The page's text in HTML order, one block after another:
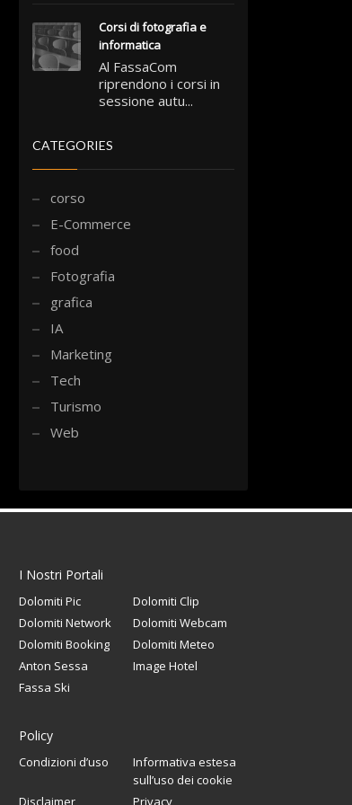
Corsi di fotografia e
informatica
Al FassaCom
riprendono i corsi in
sessione autu...
CATEGORIES
corso
E-Commerce
food
Fotografia
grafica
IA
Marketing
Tech
Turismo
Web
I Nostri Portali
Dolomiti Pic
Dolomiti Clip
Dolomiti Network
Dolomiti Webcam
Dolomiti Booking
Dolomiti Meteo
Anton Sessa
Image Hotel
Fassa Ski
Policy
Condizioni d’uso
Informativa estesa
sull’uso dei cookie
Disclaimer
Privacy